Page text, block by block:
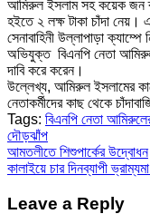
আমিরুল ইসলাম সহ কয়েক জন
হইতে ২ লক্ষ টাকা চাঁদা নেয়।
সেনাবাহিনী উল্লাপাড়া ক্যাম্পে
অভিযুক্ত বিএনপি নেতা
দাবি করে করেন।
উল্লেখ্য, আমিরুল ইসলামের
নেতাকর্মীদের কাছ থেকে
Tags: বিএনপি নেতা
দৌড়ঝাঁপ
Post
navigation
আমতলীতে শিশুপার্কের উদ্বোধন
কালাইয়ে চার দিনব্যাপী
Leave a Reply